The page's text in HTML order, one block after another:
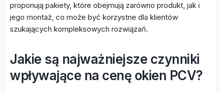
proponują pakiety, które obejmują zarówno produkt, jak i
jego montaż, co może być korzystne dla klientów
szukających kompleksowych rozwiązań.
Jakie są najważniejsze czynniki
wpływające na cenę okien PCV?